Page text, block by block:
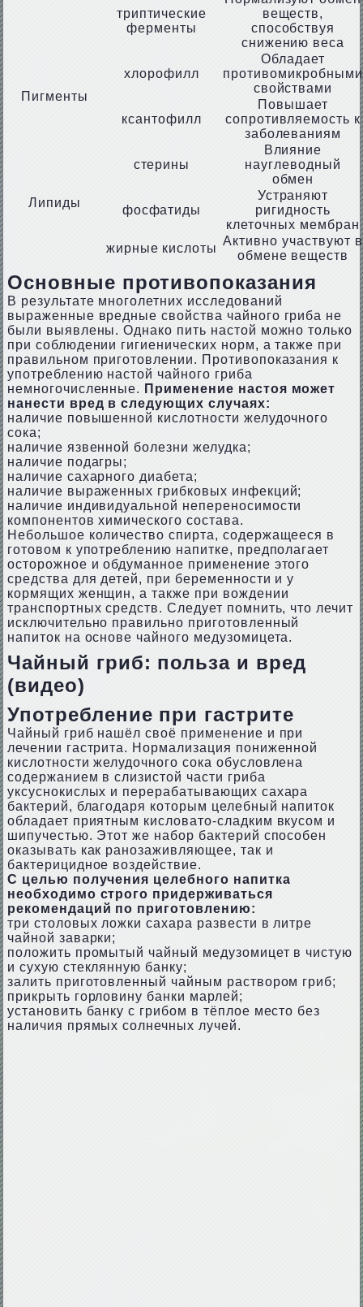
триптические
ферменты
веществ,
способствуя
снижению веса
Пигменты
хлорофилл
Обладает
противомикробными
свойствами
ксантофилл
Повышает
сопротивляемость к
заболеваниям
Липиды
стерины
Влияние
науглеводный
обмен
фосфатиды
Устраняют
ригидность
клеточных мембран
жирные кислоты
Активно участвуют в
обмене веществ
Основные противопоказания
В результате многолетних исследований
выраженные вредные свойства чайного гриба не
были выявлены. Однако пить настой можно только
при соблюдении гигиенических норм, а также при
правильном приготовлении. Противопоказания к
употреблению настой чайного гриба
немногочисленные. Применение настоя может
нанести вред в следующих случаях:
наличие повышенной кислотности желудочного
сока;
наличие язвенной болезни желудка;
наличие подагры;
наличие сахарного диабета;
наличие выраженных грибковых инфекций;
наличие индивидуальной непереносимости
компонентов химического состава.
Небольшое количество спирта, содержащееся в
готовом к употреблению напитке, предполагает
осторожное и обдуманное применение этого
средства для детей, при беременности и у
кормящих женщин, а также при вождении
транспортных средств. Следует помнить, что лечит
исключительно правильно приготовленный
напиток на основе чайного медузомицета.
Чайный гриб: польза и вред
(видео)
Употребление при гастрите
Чайный гриб нашёл своё применение и при
лечении гастрита. Нормализация пониженной
кислотности желудочного сока обусловлена
содержанием в слизистой части гриба
уксуснокислых и перерабатывающих сахара
бактерий, благодаря которым целебный напиток
обладает приятным кисловато-сладким вкусом и
шипучестью. Этот же набор бактерий способен
оказывать как ранозаживляющее, так и
бактерицидное воздействие.
С целью получения целебного напитка
необходимо строго придерживаться
рекомендаций по приготовлению:
три столовых ложки сахара развести в литре
чайной заварки;
положить промытый чайный медузомицет в чистую
и сухую стеклянную банку;
залить приготовленный чайным раствором гриб;
прикрыть горловину банки марлей;
установить банку с грибом в тёплое место без
наличия прямых солнечных лучей.